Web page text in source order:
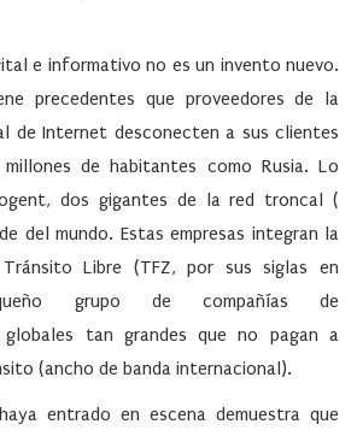
e informativo no es un invento nuevo.
precedentes que proveedores de la
de Internet desconecten a sus clientes
de habitantes como Rusia. Lo
dos gigantes de la red troncal (
del mundo. Estas empresas integran la
Libre (TFZ, por sus siglas en
grupo de compañías de
globales tan grandes que no pagan a
(ancho de banda internacional).
entrado en escena demuestra que